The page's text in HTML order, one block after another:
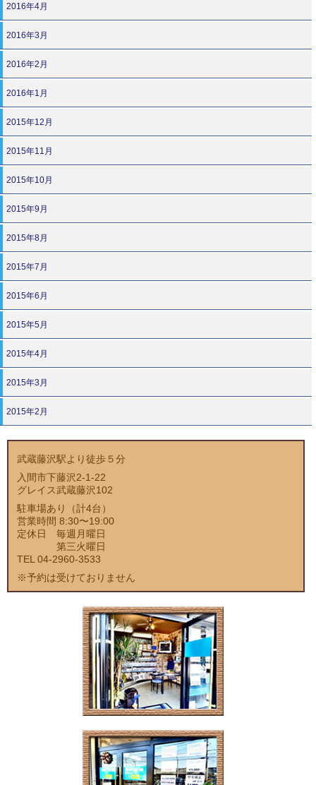
2016年4月
2016年3月
2016年2月
2016年1月
2015年12月
2015年11月
2015年10月
2015年9月
2015年8月
2015年7月
2015年6月
2015年5月
2015年4月
2015年3月
2015年2月
武蔵藤沢駅より徒歩５分
入間市下藤沢2-1-22
グレイス武蔵藤沢102
駐車場あり（計4台）
営業時間 8:30〜19:00
定休日 毎週月曜日
第三火曜日
TEL 04-2960-3533
※予約は受けておりません